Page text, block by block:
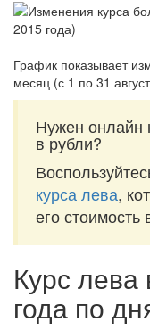
График показывает
месяц (с 1 по 31
Нужен онлайн
в рубли?
курса лева,
его стоимость
Курс лева
года по